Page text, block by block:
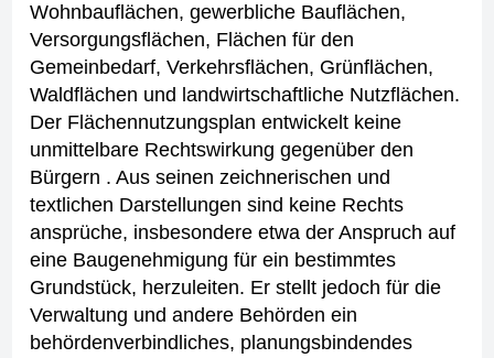
Wohnbauflächen, gewerbliche Bauflächen,
Versorgungsflächen, Flächen für den
Gemeinbedarf, Verkehrsflächen, Grünflächen,
Waldflächen und landwirtschaftliche Nutzflächen.
Der Flächennutzungsplan entwickelt keine
unmittelbare Rechtswirkung gegenüber den
Bürgern . Aus seinen zeichnerischen und
textlichen Darstellungen sind keine Rechts
ansprüche, insbesondere etwa der Anspruch auf
eine Baugenehmigung für ein bestimmtes
Grundstück, herzuleiten. Er stellt jedoch für die
Verwaltung und andere Behörden ein
behördenverbindliches, planungsbindendes